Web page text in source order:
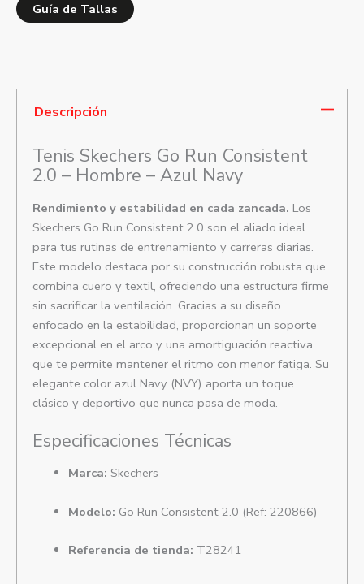
Guía de Tallas
Descripción
Tenis Skechers Go Run Consistent
2.0 – Hombre – Azul Navy
Rendimiento y estabilidad en cada zancada. Los
Skechers Go Run Consistent 2.0 son el aliado ideal
para tus rutinas de entrenamiento y carreras diarias.
Este modelo destaca por su construcción robusta que
combina cuero y textil, ofreciendo una estructura firme
sin sacrificar la ventilación. Gracias a su diseño
enfocado en la estabilidad, proporcionan un soporte
excepcional en el arco y una amortiguación reactiva
que te permite mantener el ritmo con menor fatiga. Su
elegante color azul Navy (NVY) aporta un toque
clásico y deportivo que nunca pasa de moda.
Especificaciones Técnicas
Marca: Skechers
Modelo: Go Run Consistent 2.0 (Ref: 220866)
Referencia de tienda: T28241